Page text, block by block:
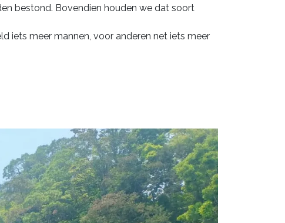
bestond. Bovendien houden we dat soort
iets meer mannen, voor anderen net iets meer